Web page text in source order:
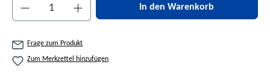
Produkt Anzahl: Gib den gewünschten Wert
In den Warenkorb
Frage zum Produkt
Zum Merkzettel hinzufügen